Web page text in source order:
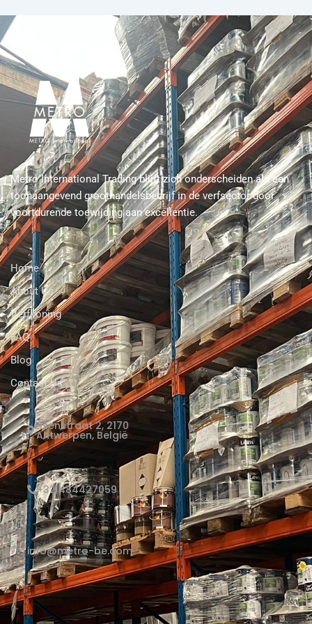
Metro International Trading blijft zich onderscheiden als een
toonaangevend groothandelsbedrijf in de verfsector door
voortdurende toewijding aan excellentie.
Home
About Us
Verfkoning
FAQ
Blog
Contact Us
Elsenstraat 2, 2170
Antwerpen, België
+32 484427059
info@metro-be.com